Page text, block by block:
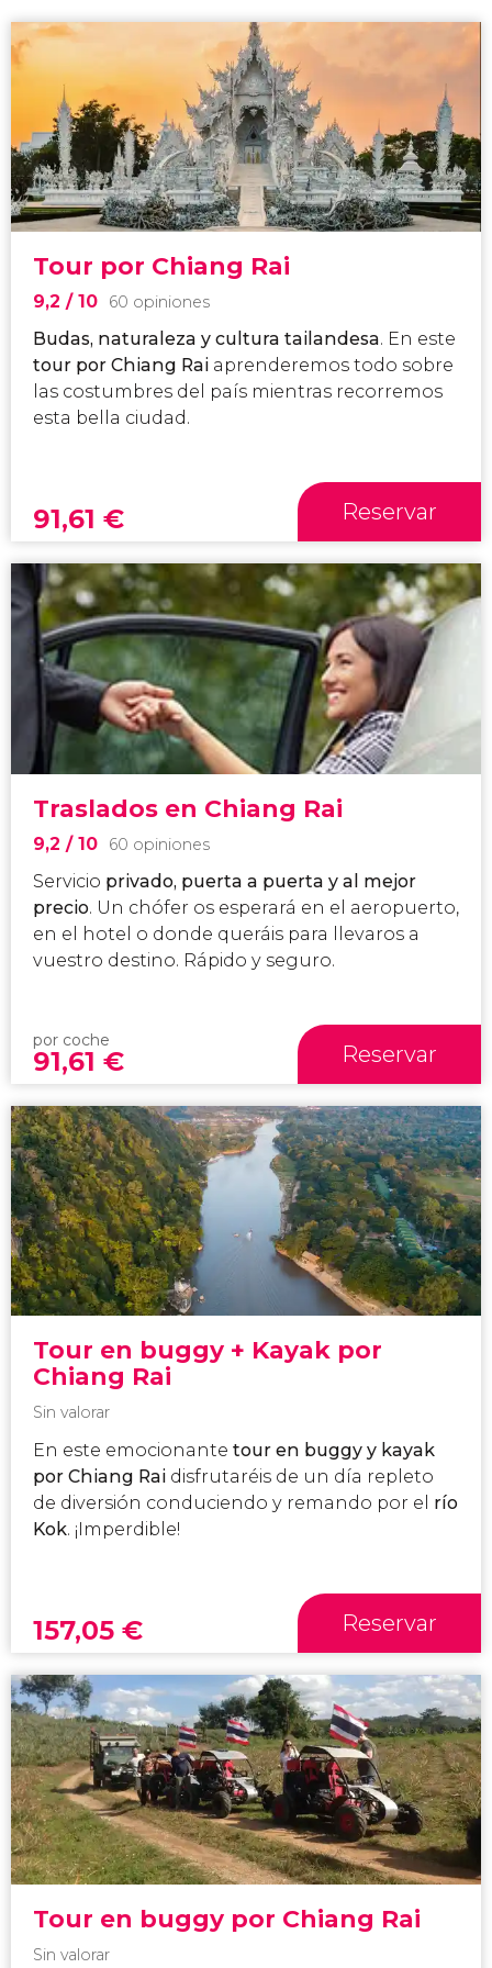
Tour por Chiang Rai
9,2 / 10 60 opiniones
Budas, naturaleza y cultura tailandesa. En este
tour por Chiang Rai aprenderemos todo sobre
las costumbres del país mientras recorremos
esta bella ciudad.
91,61 € Reservar
Traslados en Chiang Rai
9,2 / 10 60 opiniones
Servicio privado, puerta a puerta y al mejor
precio. Un chófer os esperará en el aeropuerto,
en el hotel o donde queráis para llevaros a
vuestro destino. Rápido y seguro.
por coche
91,61 € Reservar
Tour en buggy + Kayak por
Chiang Rai
Sin valorar
En este emocionante tour en buggy y kayak
por Chiang Rai disfrutaréis de un día repleto
de diversión conduciendo y remando por el río
Kok. ¡Imperdible!
157,05 € Reservar
Tour en buggy por Chiang Rai
Sin valorar